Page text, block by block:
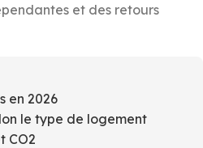
et des retours
en 2026
le type de logement
CO2